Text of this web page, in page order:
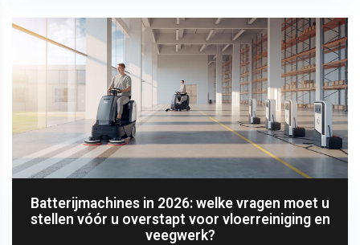
Batterijmachines in 2026: welke vragen moet u
stellen vóór u overstapt voor vloerreiniging en
veegwerk?